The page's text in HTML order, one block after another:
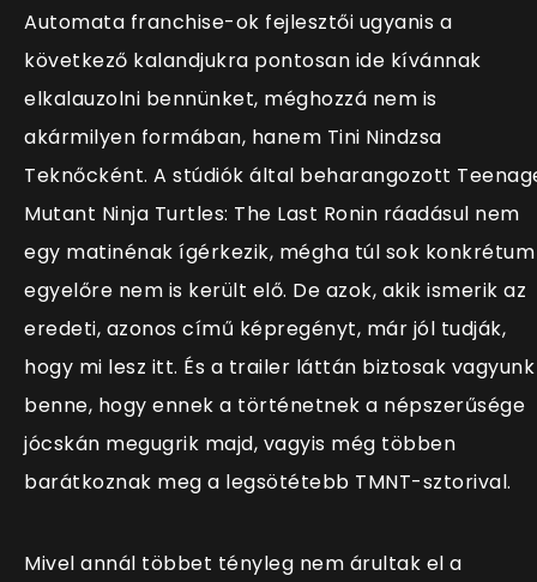
Automata franchise-ok fejlesztői ugyanis a
következő kalandjukra pontosan ide kívánnak
elkalauzolni bennünket, méghozzá nem is
akármilyen formában, hanem Tini Nindzsa
Teknőcként. A stúdiók által beharangozott
Mutant Ninja Turtles: The Last Ronin ráadásul nem
egy matinénak ígérkezik, mégha túl sok konkrétum
egyelőre nem is került elő. De azok, akik ismerik az
eredeti, azonos című képregényt, már jól tudják,
hogy mi lesz itt. És a trailer láttán biztosak vagyunk
benne, hogy ennek a történetnek a népszerűsége
jócskán megugrik majd, vagyis még többen
barátkoznak meg a legsötétebb TMNT-sztorival.
Mivel annál többet tényleg nem árultak el a